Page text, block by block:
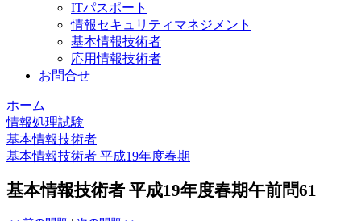
ITパスポート
情報セキュリティマネジメント
基本情報技術者
応用情報技術者
お問合せ
ホーム
情報処理試験
基本情報技術者
基本情報技術者 平成19年度春期
基本情報技術者 平成19年度春期午前問61